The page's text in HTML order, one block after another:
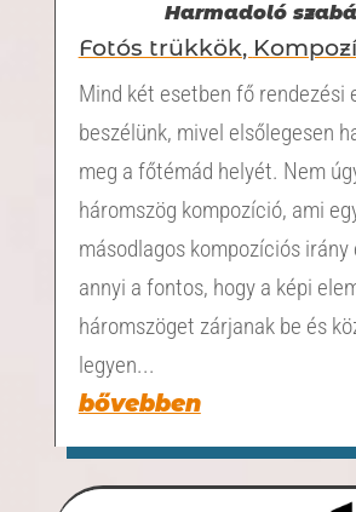
Harmadoló
Fotós trükkök,
Mind két esetben fő rendezési
beszélünk, mivel elsőlegesen
meg a főtémád helyét. Nem
háromszög kompozíció, ami
másodlagos kompozíciós irány
annyi a fontos, hogy a képi
háromszöget zárjanak be és
legyen...
bővebben